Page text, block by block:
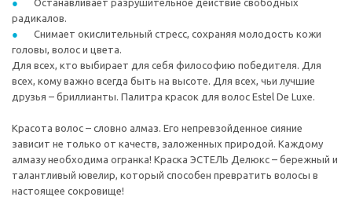
Останавливает разрушительное действие свободных
радикалов.
Снимает окислительный стресс, сохраняя молодость кожи
головы, волос и цвета.
Для всех, кто выбирает для себя философию победителя. Для
всех, кому важно всегда быть на высоте. Для всех, чьи лучшие
друзья – бриллианты. Палитра красок для волос Estel De Luxe.
Красота волос – словно алмаз. Его непревзойденное сияние
зависит не только от качеств, заложенных природой. Каждому
алмазу необходима огранка! Краска ЭСТЕЛЬ Делюкс – бережный и
талантливый ювелир, который способен превратить волосы в
настоящее сокровище!